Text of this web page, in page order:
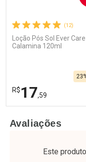
(12)
Loção Pós Sol Ever
Calamina 120ml
R$17,59
Laboratório
Por Menos
Avaliações
Este